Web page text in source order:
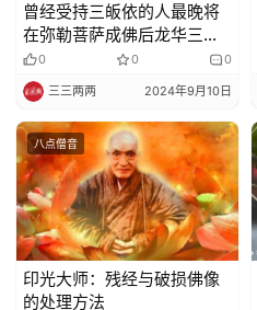
曾经受持三皈依的人最晚将
在弥勒菩萨成佛后龙华三会
的初会中解脱生死！
0 0 0
三三两两 2024年9月10日
八点僧音
印光大师：残经与破损佛像
的处理方法